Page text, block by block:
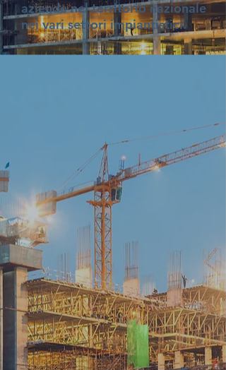
aziende nel territorio nazionale
nei vari settori impiantistici.